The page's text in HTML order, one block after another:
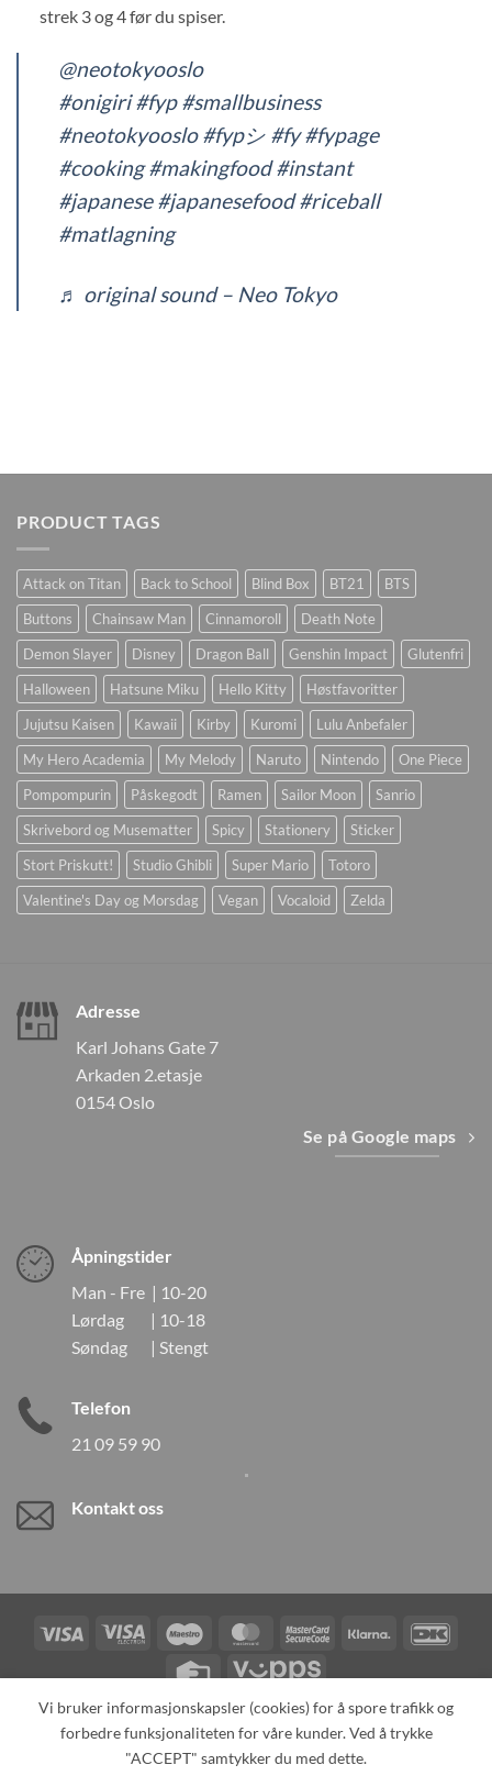
strek 3 og 4 før du spiser.
@neotokyooslo
#onigiri #fyp #smallbusiness
#neotokyooslo #fypシ #fy #fypage
#cooking #makingfood #instant
#japanese #japanesefood #riceball
#matlagning
♬ original sound – Neo Tokyo
PRODUCT TAGS
Attack on Titan Back to School Blind Box BT21
BTS
Buttons
Chainsaw Man Cinnamoroll
Death Note
Demon Slayer
Disney Dragon Ball Genshin Impact
Glutenfri
Halloween
Hatsune Miku Hello Kitty
Høstfavoritter
Jujutsu Kaisen
Kawaii Kirby Kuromi
Lulu Anbefaler
My Hero Academia
My Melody Naruto Nintendo
One Piece
Pompompurin
Påskegodt Ramen Sailor Moon
Sanrio
Skrivebord og Musematter
Spicy Stationery
Sticker
Stort Priskutt!
Studio Ghibli Super Mario
Totoro
Valentine's Day og Morsdag
Vegan Vocaloid Zelda
Adresse
Karl Johans Gate 7
Arkaden 2.etasje
0154 Oslo
Se på Google maps
Åpningstider
Man - Fre | 10-20
Lørdag | 10-18
Søndag | Stengt
Telefon
21 09 59 90
Kontakt oss
Visa
Visa
Maestro MasterCardMasterCardKlarna
Credit
Vipps
TILBAKEKALLINGER KONTAKT OSS
OM OSS
SPESIALBESTILLING
MIN KONTO ALL PRODUCTS
Vi bruker informasjonskapsler (cookies) for å spore trafikk og
forbedre funksjonaliteten for våre kunder. Ved å trykke
"ACCEPT" samtykker du med dette.